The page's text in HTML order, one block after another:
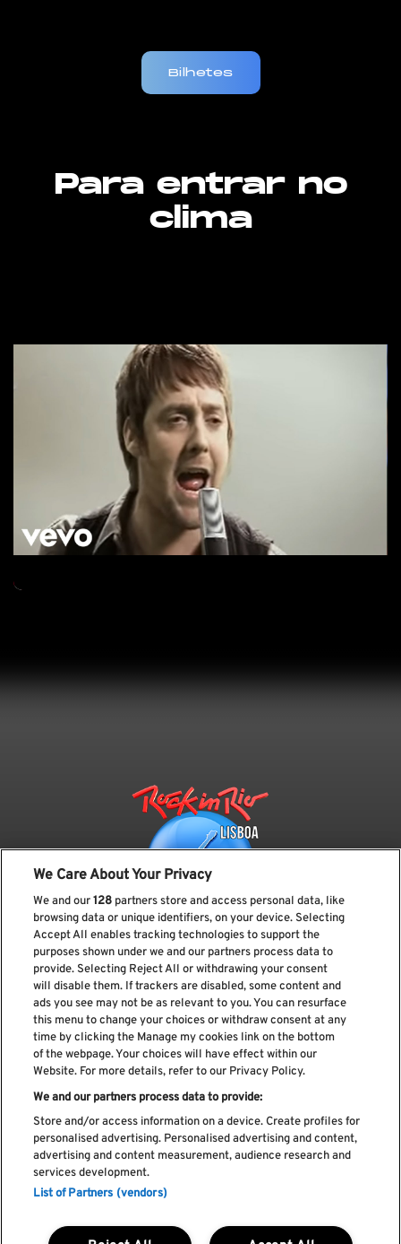
Bilhetes
Para entrar no
clima
Subscreve a nossa newsletter
Li e aceito os Política de privacidade
Livro de Reclamações
Livro de Elogios
Política de cookies
Termos e condições
We Care About Your Privacy
We and our128 partners store and access personal data, like
browsing data or unique identifiers, on your device. Selecting
Accept All enables tracking technologies to support the
purposes shown under we and our partners process data to
provide. Selecting Reject All or withdrawing your consent
will disable them. If trackers are disabled, some content and
ads you see may not be as relevant to you. You can resurface
this menu to change your choices or withdraw consent at any
time by clicking the Manage my cookies link on the bottom
of the webpage. Your choices will have effect within our
Website. For more details, refer to our Privacy Policy.
We and our partners process data to provide:
Store and/or access information on a device. Create profiles for
personalised advertising. Personalised advertising and content,
advertising and content measurement, audience research and
services development.
List of Partners (vendors)